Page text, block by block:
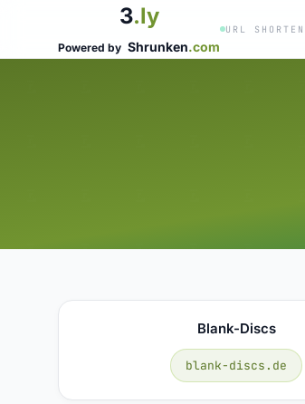
3.ly
Powered by Shrunken.com
URL
Blank-Discs
blank-discs.de